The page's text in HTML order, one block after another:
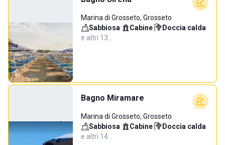
Marina di Grosseto, Grosseto
Sabbiosa· Cabine· Doccia calda·
e altri 13…
Bagno Miramare
Marina di Grosseto, Grosseto
Sabbiosa· Cabine· Doccia calda·
e altri 14…